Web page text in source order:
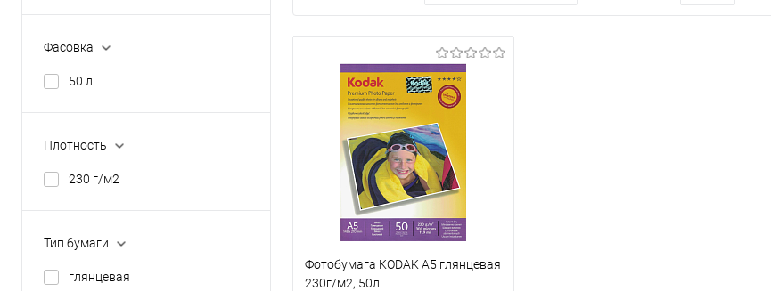
Фасовка
50 л.
Плотность
230 г/м2
Тип бумаги
глянцевая
Фотобумага KODAK А5 глянцевая
230г/м2, 50л.